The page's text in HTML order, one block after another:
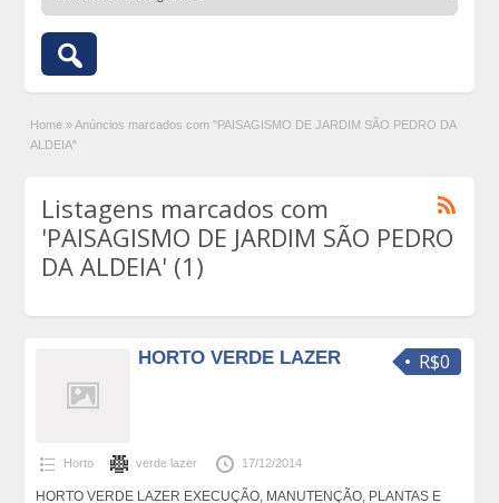
Home » Anúncios marcados com "PAISAGISMO DE JARDIM SÃO PEDRO DA
ALDEIA"
Listagens marcados com
'PAISAGISMO DE JARDIM SÃO PEDRO
DA ALDEIA' (1)
R$0
HORTO VERDE LAZER
Horto verde lazer 17/12/2014
HORTO VERDE LAZER EXECUÇÃO, MANUTENÇÃO, PLANTAS E